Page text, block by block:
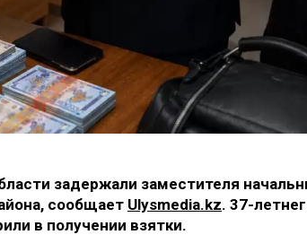
задержали заместителя
сообщает Ulysmedia.kz. 37-
в получении взятки.